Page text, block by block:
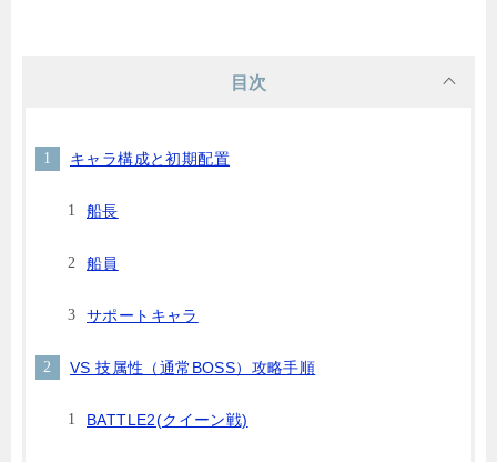
目次
キャラ構成と初期配置
船長
船員
サポートキャラ
VS 技属性（通常BOSS）攻略手順
BATTLE2(クイーン戦)